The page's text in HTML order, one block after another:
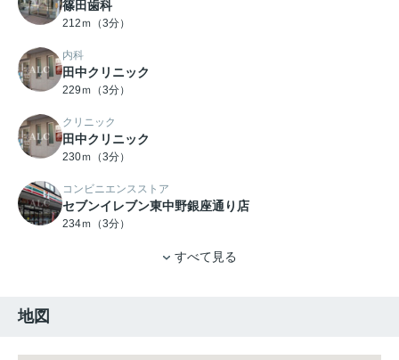
篠田歯科
212ｍ（3分）
内科
田中クリニック
229ｍ（3分）
クリニック
田中クリニック
230ｍ（3分）
コンビニエンスストア
セブンイレブン東中野銀座通り店
234ｍ（3分）
すべて見る
地図